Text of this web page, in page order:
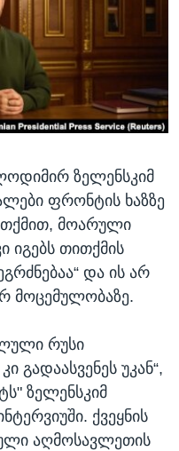
ზელენსკიმ
ფრონტის ხაზზე
თქმით, მოარული
იგებს თითქმის
და ის არ
მოცემულობაზე.
რუსი
გადაასვენეს უკან“,
ზელენსკიმ
ქვეყნის
აღმოსავლეთის